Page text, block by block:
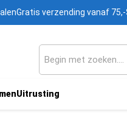
Gratis verzending vanaf 75,-
Uitrusting